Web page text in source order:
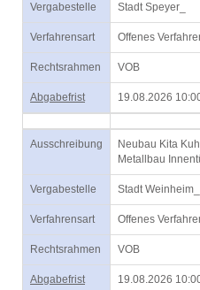
Vergabestelle Stadt Speyer_
Verfahrensart Offenes
Rechtsrahmen VOB
Abgabefrist 19.08.2026
Ausschreibung
Neubau Kita
Metallbau
Vergabestelle Stadt Weinheim_
Verfahrensart Offenes
Rechtsrahmen VOB
Abgabefrist 19.08.2026